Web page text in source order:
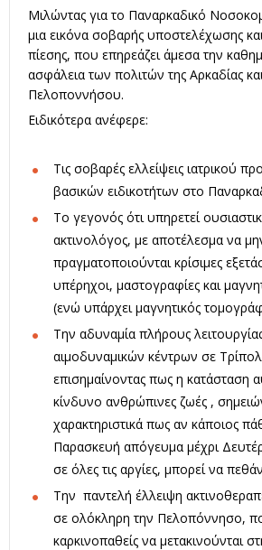
Μιλώντας για το Παναρκαδικό
μια εικόνα σοβαρής υποστελέχωσης
πίεσης, που επηρεάζει άμεσα την
ασφάλεια των πολιτών της Αρκαδίας
Πελοποννήσου.
Ειδικότερα ανέφερε:
Τις σοβαρές ελλείψεις ιατρικού
βασικών ειδικοτήτων στο
Το γεγονός ότι υπηρετεί
ακτινολόγος, με αποτέλεσμα να
πραγματοποιούνται κρίσιμες
υπέρηχοι, μαστογραφίες και
(ενώ υπάρχει μαγνητικός
Την αδυναμία πλήρους
αιμοδυναμικών κέντρων σε
επισημαίνοντας πως η κατάσταση
κίνδυνο ανθρώπινες ζωές ,
χαρακτηριστικά πως αν κάποιος
Παρασκευή απόγευμα μέχρι
σε όλες τις αργίες, μπορεί να
Την παντελή έλλειψη
σε ολόκληρη την Πελοπόννησο,
καρκινοπαθείς να μετακινούνται